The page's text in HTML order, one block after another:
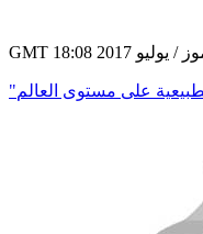
على مستوى العالم